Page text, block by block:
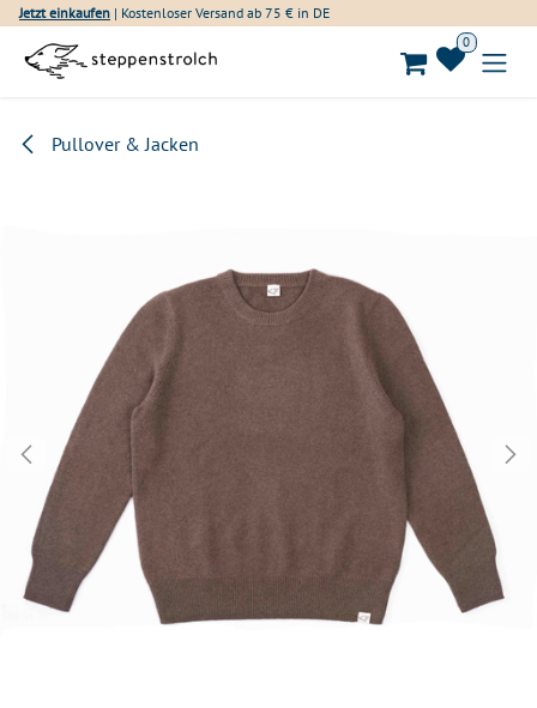
Zum Inhalt springen
Jetzt einkaufen | Kostenloser Versand ab 75 € in DE
0
Pullover & Jacken